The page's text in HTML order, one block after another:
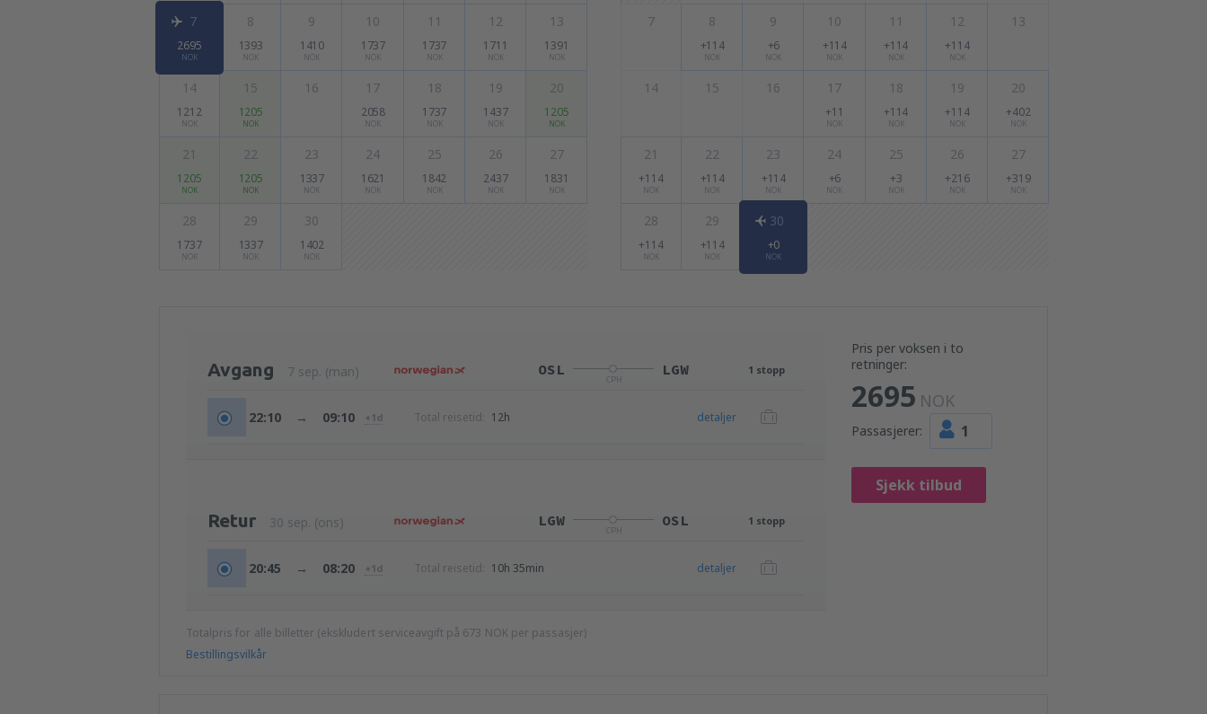
7
2695
NOK
8
1393
NOK
9
1410
NOK
10
1737
NOK
11
1737
NOK
12
1711
NOK
13
1391
NOK
14
1212
NOK
15
1205
NOK
16 17
2058
NOK
18
1737
NOK
19
1437
NOK
20
1205
NOK
21
1205
NOK
22
1205
NOK
23
1337
NOK
24
1621
NOK
25
1842
NOK
26
2437
NOK
27
1831
NOK
28
1737
NOK
29
1337
NOK
30
1402
NOK
7 8
+114
NOK
9
+6
NOK
10
+114
NOK
11
+114
NOK
12
+114
NOK
13
14 15 16 17
+11
NOK
18
+114
NOK
19
+114
NOK
20
+402
NOK
21
+114
NOK
22
+114
NOK
23
+114
NOK
24
+6
NOK
25
+3
NOK
26
+216
NOK
27
+319
NOK
28
+114
NOK
29
+114
NOK
30
+0
NOK
Pris per voksen i to
retninger:
2695 NOK
Passasjerer: 1
Sjekk tilbud
Avgang 7 sep. (man) OSL
CPH
LGW 1 stopp
22:10 → 09:10 +1d Total reisetid: 12h detaljer
Retur 30 sep. (ons) LGW
CPH
OSL 1 stopp
20:45 → 08:20 +1d Total reisetid: 10h 35min detaljer
Totalpris for alle billetter (ekskludert serviceavgift på 673 NOKper passasjer)
Bestillingsvilkår